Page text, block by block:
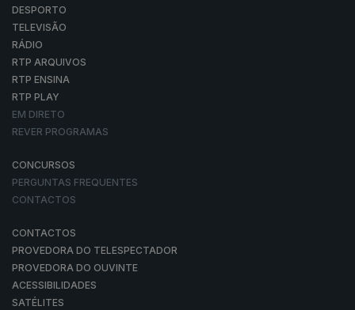
DESPORTO
TELEVISÃO
RÁDIO
RTP ARQUIVOS
RTP ENSINA
RTP PLAY
EM DIRETO
REVER PROGRAMAS
CONCURSOS
PERGUNTAS FREQUENTES
CONTACTOS
CONTACTOS
PROVEDORA DO TELESPECTADOR
PROVEDORA DO OUVINTE
ACESSIBILIDADES
SATÉLITES